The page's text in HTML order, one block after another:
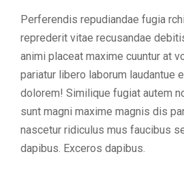
Perferendis repudiandae fugia
reprederit vitae recusandae
animi placeat maxime cuuntur at
pariatur libero laborum laudantue
dolorem! Similique fugiat autem
sunt magni maxime magnis dis
nascetur ridiculus mus faucibus
dapibus. Exceros dapibus.